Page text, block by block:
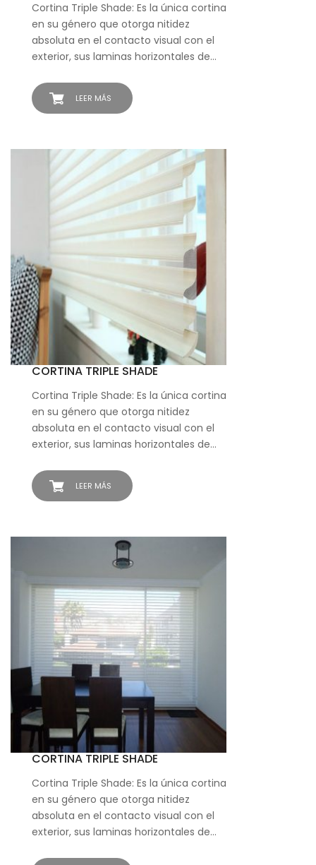
LEER MÁS
Cortina Triple Shade: Es la única cortina
en su género que otorga nitidez
absoluta en el contacto visual con el
exterior, sus laminas horizontales de…
LEER MÁS
CORTINA TRIPLE SHADE
Cortina Triple Shade: Es la única cortina
en su género que otorga nitidez
absoluta en el contacto visual con el
exterior, sus laminas horizontales de…
CORTINA TRIPLE SHADE
Cortina Triple Shade: Es la única cortina
en su género que otorga nitidez
absoluta en el contacto visual con el
exterior, sus laminas horizontales de…